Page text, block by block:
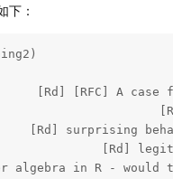
下：
[RFC] A case for
[Rd]
surprising
[Rd]
algebra in R -